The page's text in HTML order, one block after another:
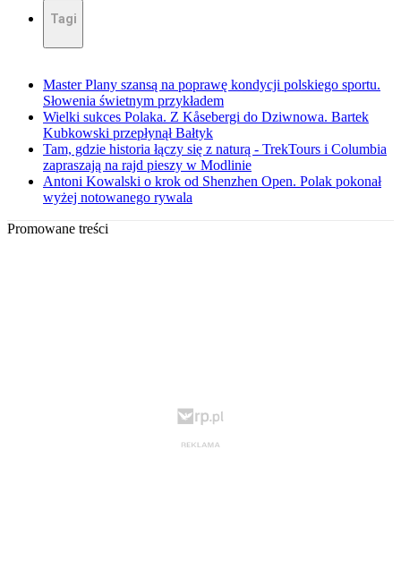
Tagi
Master Plany szansą na poprawę kondycji polskiego sportu.
Słowenia świetnym przykładem
Wielki sukces Polaka. Z Kåsebergi do Dziwnowa. Bartek
Kubkowski przepłynął Bałtyk
Tam, gdzie historia łączy się z naturą - TrekTours i Columbia
zapraszają na rajd pieszy w Modlinie
Antoni Kowalski o krok od Shenzhen Open. Polak pokonał
wyżej notowanego rywala
Promowane treści